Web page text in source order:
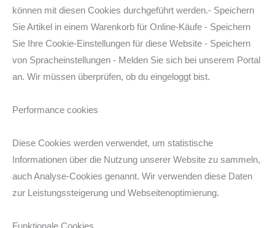
können mit diesen Cookies durchgeführt werden.- Speichern
Sie Artikel in einem Warenkorb für Online-Käufe - Speichern
Sie Ihre Cookie-Einstellungen für diese Website - Speichern
von Spracheinstellungen - Melden Sie sich bei unserem Portal
an. Wir müssen überprüfen, ob du eingeloggt bist.
Performance cookies
Diese Cookies werden verwendet, um statistische
Informationen über die Nutzung unserer Website zu sammeln,
auch Analyse-Cookies genannt. Wir verwenden diese Daten
zur Leistungssteigerung und Webseitenoptimierung.